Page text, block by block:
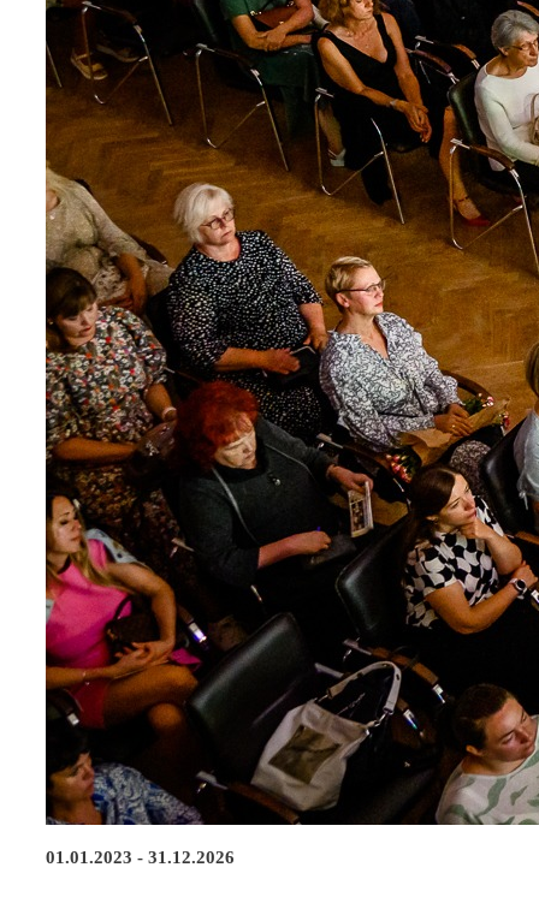
01.01.2023 - 31.12.2026